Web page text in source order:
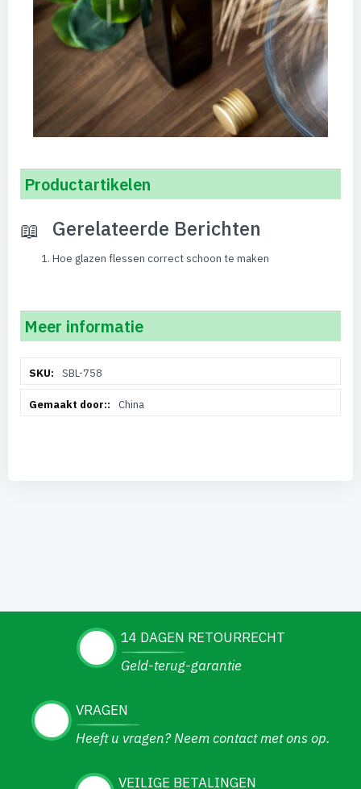
Productartikelen
Gerelateerde Berichten
Hoe glazen flessen correct schoon te maken
Meer informatie
informatieSBL-758
China
14 DAGEN RETOURRECHT
Geld-terug-garantie
VRAGEN
Heeft u vragen? Neem contact met ons op.
VEILIGE BETALINGEN